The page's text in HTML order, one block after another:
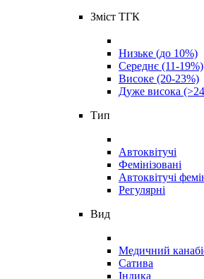
Зміст ТГК
Низьке (до 10%)
Середнє (11-19%)
Високе (20-23%)
Дуже висока
Тип
Автоквітучі
Фемінізовані
Автоквітучі
Регулярні
Вид
Медичний
Сатива
Індика